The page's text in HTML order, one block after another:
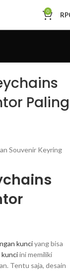
0 RP
Paling
kunciyang bisa
ini memiliki
Tentu saja, desain